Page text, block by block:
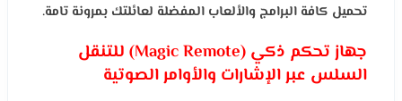
تحميل كافة البرامج والألعاب المفضلة لعائلتك بمرونة تامة.
جهاز تحكم ذكي (Magic Remote) للتنقل
السلس عبر الإشارات والأوامر الصوتية